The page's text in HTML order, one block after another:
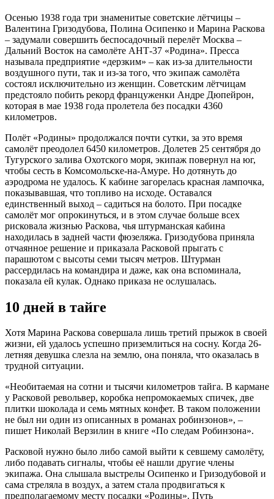
Осенью 1938 года три знаменитые советские лётчицы –
Валентина Гризодубова, Полина Осипенко и Марина Раскова
– задумали совершить беспосадочный перелёт Москва –
Дальний Восток на самолёте АНТ-37 «Родина». Пресса
называла предприятие «дерзким» – как из-за длительности
воздушного пути, так и из-за того, что экипаж самолёта
состоял исключительно из женщин. Советским лётчицам
предстояло побить рекорд француженки Андре Дюпейрон,
которая в мае 1938 года пролетела без посадки 4360
километров.
Полёт «Родины» продолжался почти сутки, за это время
самолёт преодолел 6450 километров. Долетев 25 сентября до
Тугурского залива Охотского моря, экипаж повернул на юг,
чтобы сесть в Комсомольске-на-Амуре. Но дотянуть до
аэродрома не удалось. К кабине загорелась красная лампочка,
показывавшая, что топливо на исходе. Оставался
единственный выход – садиться на болото. При посадке
самолёт мог опрокинуться, и в этом случае больше всех
рисковала жизнью Раскова, чья штурманская кабина
находилась в задней части фюзеляжа. Гризодубова приняла
отчаянное решение и приказала Расковой прыгать с
парашютом с высоты семи тысяч метров. Штурман
рассердилась на командира и даже, как она вспоминала,
показала ей кулак. Однако приказа не ослушалась.
10 дней в тайге
Хотя Марина Раскова совершала лишь третий прыжок в своей
жизни, ей удалось успешно приземлиться на сосну. Когда 26-
летняя девушка слезла на землю, она поняла, что оказалась в
трудной ситуации.
«Необитаемая на сотни и тысячи километров тайга. В кармане
у Расковой револьвер, коробка непромокаемых спичек, две
плитки шоколада и семь мятных конфет. В таком положении
не был ни один из описанных в романах робинзонов», –
пишет Николай Верзилин в книге «По следам Робинзона».
Расковой нужно было либо самой выйти к севшему самолёту,
либо подавать сигналы, чтобы её нашли другие члены
экипажа. Она слышала выстрелы Осипенко и Гризодубовой и
сама стреляла в воздух, а затем стала продвигаться к
предполагаемому месту посадки «Родины». Путь